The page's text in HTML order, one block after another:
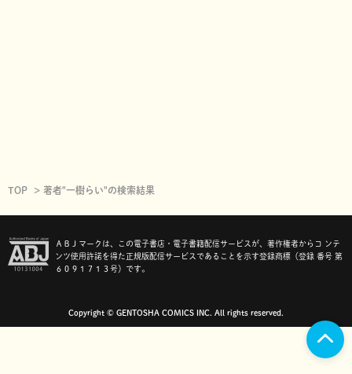
TOP 著者"一樹らい"の検索結果
ＡＢＪマークは、この電子書店・電子書籍配信サービスが、著作権者からコ ンテ
ンツ使用許諾を得た正規版配信サービスであることを示す登録商標（登録 番号 第
６０９１７１３号）です。
Copyright © GENTOSHA COMICS INC. All rights reserved.